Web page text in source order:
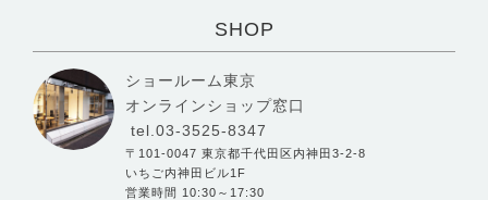
SHOP
ショールーム東京
オンラインショップ窓口
tel.03-3525-8347
〒101-0047 東京都千代田区内神田3-2-8
いちご内神田ビル1F
営業時間 10:30～17:30